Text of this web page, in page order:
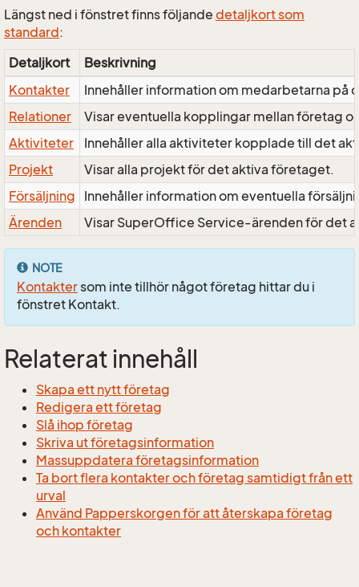
Längst ned i fönstret finns följande detaljkort som
standard:
Detaljkort
Beskrivning
Kontakter
Innehåller information om medarbetarna på
Relationer
Visar eventuella kopplingar mellan företag
Aktiviteter
Innehåller alla aktiviteter kopplade till det
Projekt
Visar alla projekt för det aktiva företaget.
Försäljning
Innehåller information om eventuella
Ärenden
Visar SuperOffice Service-ärenden för det
NOTE
Kontaktersom inte tillhör något företag hittar du i
fönstret Kontakt.
Relaterat innehåll
Skapa ett nytt företag
Redigera ett företag
Slå ihop företag
Skriva ut företagsinformation
Massuppdatera företagsinformation
Ta bort flera kontakter och företag samtidigt från ett
urval
Använd Papperskorgen för att återskapa företag
och kontakter